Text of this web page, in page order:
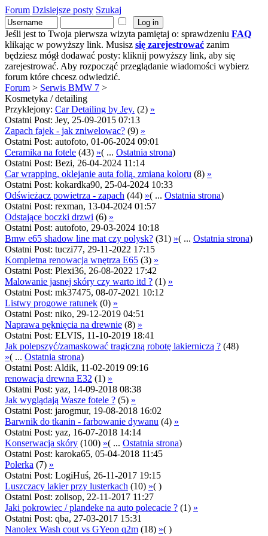
Forum Dzisiejsze posty Szukaj
Jeśli jest to Twoja pierwsza wizyta pamiętaj o: sprawdzeniu FAQ
klikając w powyższy link. Musisz się zarejestrować zanim
będziesz mógł dodawać posty: kliknij powyższy link, aby się
zarejestrować. Aby rozpocząć przeglądanie wiadomości wybierz
forum które chcesz odwiedzić.
Forum > Serwis BMW 7 >
Kosmetyka / detailing
Przyklejony: Car Detailing by Jey. (2) »
Ostatni Post: Jey, 25-09-2015 07:13
Zapach fajek - jak zniwelowac? (9) »
Ostatni Post: autofoto, 01-06-2024 09:01
Ceramika na fotele (43) »( ... Ostatnia strona)
Ostatni Post: Bezi, 26-04-2024 11:14
Car wrapping, oklejanie auta folią, zmiana koloru (8) »
Ostatni Post: kokardka90, 25-04-2024 10:33
Odświeżacz powietrza - zapach (44) »( ... Ostatnia strona)
Ostatni Post: rexman, 13-04-2024 01:57
Odstające boczki drzwi (6) »
Ostatni Post: autofoto, 29-03-2024 10:18
Bmw e65 shadow line mat czy polysk? (31) »( ... Ostatnia strona)
Ostatni Post: tuczi77, 29-11-2022 17:15
Kompletna renowacja wnętrza E65 (3) »
Ostatni Post: Plexi36, 26-08-2022 17:42
Malowanie jasnej skóry czy warto itd ? (1) »
Ostatni Post: mk37475, 08-07-2021 10:12
Listwy progowe ratunek (0) »
Ostatni Post: niko, 29-12-2019 04:51
Naprawa pęknięcia na drewnie (8) »
Ostatni Post: ELVIS, 11-10-2019 18:41
Jak polepszyć/zamaskować tragiczną robotę lakierniczą ? (48)
»( ... Ostatnia strona)
Ostatni Post: Aldik, 11-02-2019 09:16
renowacja drewna E32 (1) »
Ostatni Post: yaz, 14-09-2018 08:38
Jak wyglądają Wasze fotele ? (5) »
Ostatni Post: jarogmur, 19-08-2018 16:02
Barwnik do tkanin - farbowanie dywanu (4) »
Ostatni Post: yaz, 16-07-2018 14:14
Konserwacja skóry (100) »( ... Ostatnia strona)
Ostatni Post: karoka65, 05-04-2018 11:45
Polerka (7) »
Ostatni Post: LogiHuś, 26-11-2017 19:15
Luszczacy lakier przy lusterkach (10) »( )
Ostatni Post: zolisop, 22-11-2017 11:27
Jaki pokrowiec / plandeke na auto polecacie ? (1) »
Ostatni Post: qba, 27-03-2017 15:31
Nanolex Wash cout vs GYeon q2m (18) »( )